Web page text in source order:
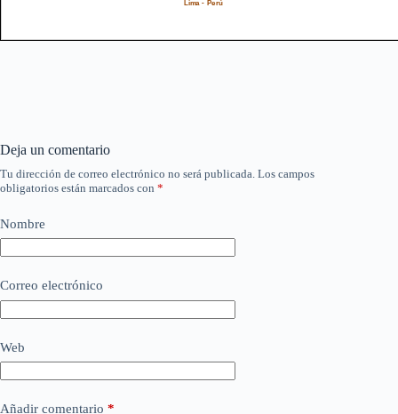
Deja un comentario
Tu dirección de correo electrónico no será publicada. Los campos
obligatorios están marcados con *
Nombre
Correo electrónico
Web
Añadir comentario *